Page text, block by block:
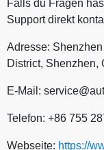
Falls du Fragen
Support direkt
Adresse:
District, Shenzhen,
E-Mail:
Telefon: +86 755
Webseite: https://